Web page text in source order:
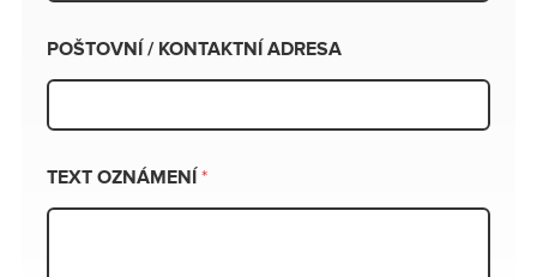
POŠTOVNÍ / KONTAKTNÍ ADRESA
TEXT OZNÁMENÍ *